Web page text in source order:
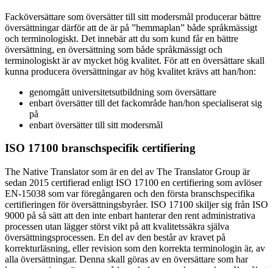
Facköversättare som översätter till sitt modersmål producerar bättre
översättningar därför att de är på ”hemmaplan” både språkmässigt
och terminologiskt. Det innebär att du som kund får en bättre
översättning, en översättning som både språkmässigt och
terminologiskt är av mycket hög kvalitet. För att en översättare skall
kunna producera översättningar av hög kvalitet krävs att han/hon:
genomgått universitetsutbildning som översättare
enbart översätter till det fackområde han/hon specialiserat sig
på
enbart översätter till sitt modersmål
ISO 17100 branschspecifik certifiering
The Native Translator som är en del av The Translator Group är
sedan 2015 certifierad enligt ISO 17100 en certifiering som avlöser
EN-15038 som var föregångaren och den första branschspecifika
certifieringen för översättningsbyråer. ISO 17100 skiljer sig från ISO
9000 på så sätt att den inte enbart hanterar den rent administrativa
processen utan lägger störst vikt på att kvalitetssäkra själva
översättningsprocessen. En del av den består av kravet på
korrekturläsning, eller revision som den korrekta terminologin är, av
alla översättningar. Denna skall göras av en översättare som har